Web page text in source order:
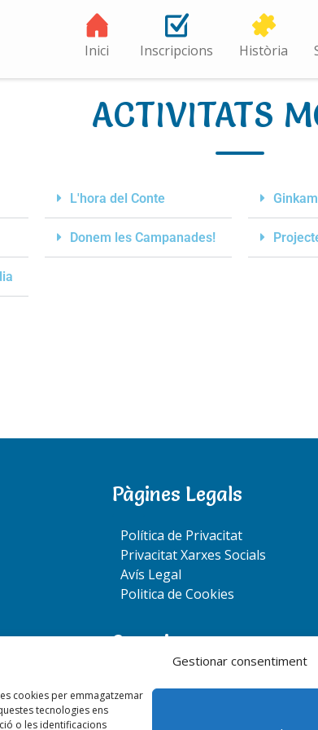
Gestionar consentiment
cookies per emmagatzemar
tecnologies ens
o les identificacions
Inici Inscripcions Història
ACTIVITATS
L'hora del Conte
Donem les Campanades!
Pàgines Legals
Política de Privacitat
Privacitat Xarxes Socials
Avís Legal
Politica de Cookies
Segueix-nos: